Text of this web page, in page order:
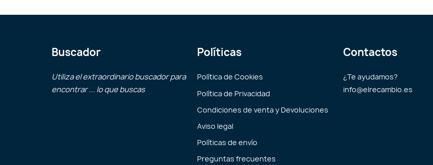
Buscador
Utiliza el extraordinario buscador para
encontrar ... lo que buscas
Políticas
Política de Cookies
Política de Privacidad
Condiciones de venta y Devoluciones
Aviso legal
Políticas de envío
Preguntas frecuentes
Contactos
¿Te ayudamos?
info@elrecambio.es